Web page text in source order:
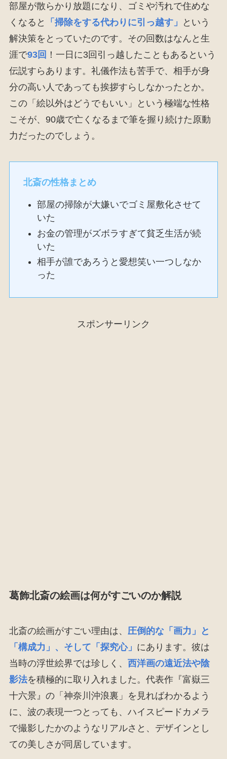
部屋が散らかり放題になり、ゴミや汚れで住めな
くなると
「掃除をする代わりに引っ越す」
という
解決策をとっていたのです。その回数はなんと生
涯で93回 ！一日に3回引っ越したこともあるという
伝説すらあります。礼儀作法も苦手で、相手が身
分の高い人であっても挨拶すらしなかったとか。
この「絵以外はどうでもいい」という極端な性格
こそが、90歳で亡くなるまで筆を握り続けた原動
力だったのでしょう。
北斎の性格まとめ
部屋の掃除が大嫌いでゴミ屋敷化させて
いた
お金の管理がズボラすぎて貧乏生活が続
いた
相手が誰であろうと愛想笑い一つしなか
った
スポンサーリンク
葛飾北斎の絵画は何がすごいのか解説
北斎の絵画がすごい理由は、 圧倒的な「画力」と
「構成力」、そして「探究心」 にあります。彼は
当時の浮世絵界では珍しく、 西洋画の遠近法や陰
影法を積極的に取り入れました。代表作『富嶽三
十六景』の「神奈川沖浪裏」を見ればわかるよう
に、波の表現一つとっても、ハイスピードカメラ
で撮影したかのようなリアルさと、デザインとし
ての美しさが同居しています。